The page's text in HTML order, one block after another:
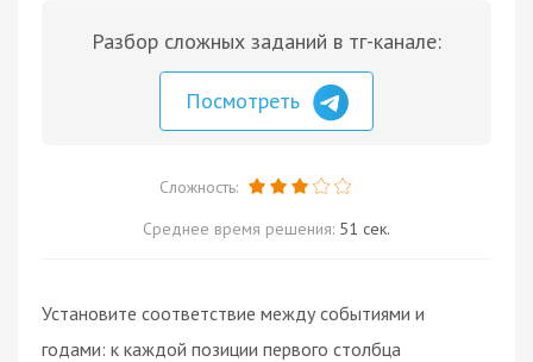
Разбор сложных заданий в тг-канале:
Посмотреть
Сложность:
Среднее время решения: 51 сек.
Установите соответствие между событиями и
годами: к каждой позиции первого столбца